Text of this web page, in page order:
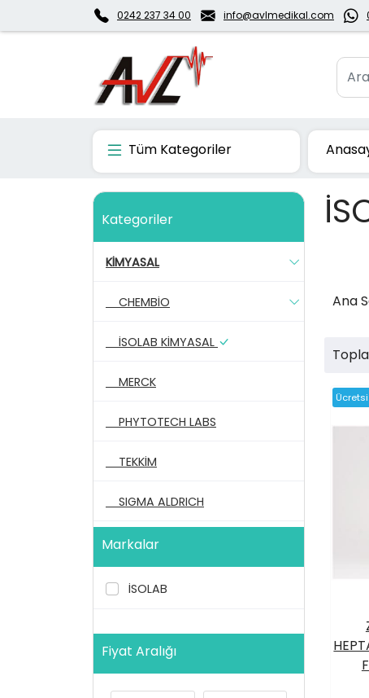
0242 237 34 00 info@avlmedikal.com
Tüm Kategoriler
Kategoriler
KİMYASAL
CHEMBİO
İSOLAB KİMYASAL
MERCK
PHYTOTECH LABS
TEKKİM
SIGMA ALDRICH
Tüm Kategoriler
Markalar
İSOLAB
Fiyat Aralığı
Ana